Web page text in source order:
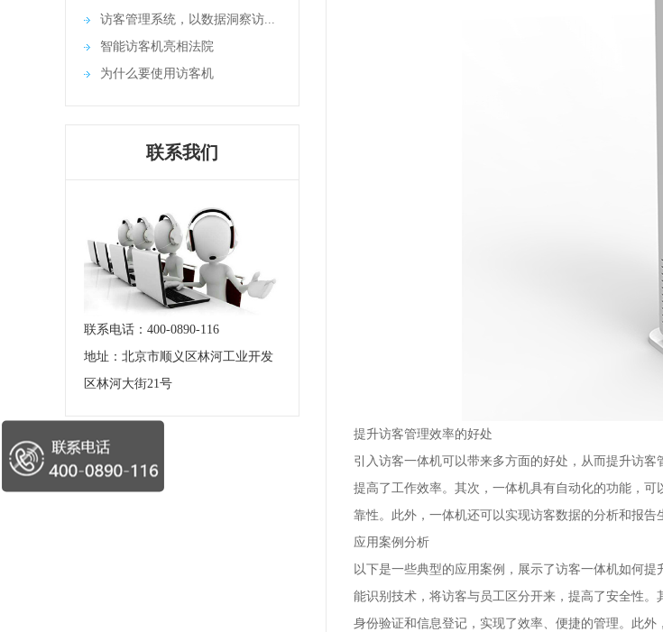
访客管理系统，以数据洞察访...
智能访客机亮相法院
为什么要使用访客机
联系我们
联系电话：400-0890-116
地址：北京市顺义区林河工业开发
区林河大街21号
提升访客管理效率的好处
引入访客一体机可以带来多方面的好处，从而提升访
提高了工作效率。其次，一体机具有自动化的功能，
靠性。此外，一体机还可以实现访客数据的分析和报告
应用案例分析
以下是一些典型的应用案例，展示了访客一体机如何
能识别技术，将访客与员工区分开来，提高了安全性
身份验证和信息登记，实现了效率、便捷的管理。此